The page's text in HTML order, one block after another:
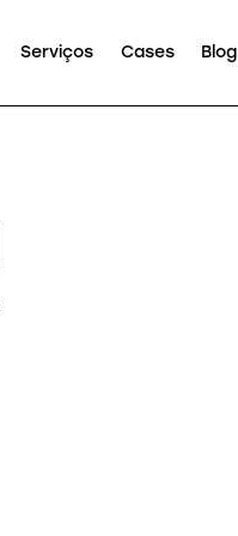
Serviços Cases Blog